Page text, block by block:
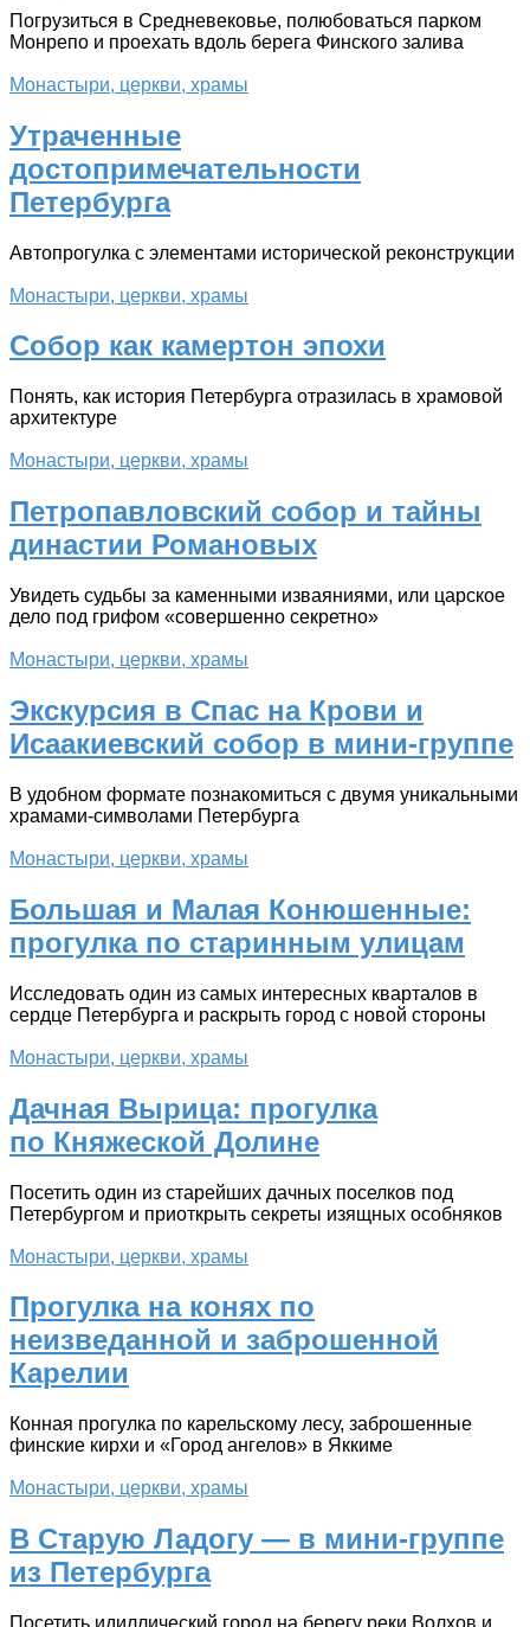
Погрузиться в Средневековье, полюбоваться парком
Монрепо и проехать вдоль берега Финского залива
Монастыри, церкви, храмы
Утраченные
достопримечательности
Петербурга
Автопрогулка с элементами исторической реконструкции
Монастыри, церкви, храмы
Собор как камертон эпохи
Понять, как история Петербурга отразилась в храмовой
архитектуре
Монастыри, церкви, храмы
Петропавловский собор и тайны
династии Романовых
Увидеть судьбы за каменными изваяниями, или царское
дело под грифом «совершенно секретно»
Монастыри, церкви, храмы
Экскурсия в Спас на Крови и
Исаакиевский собор в мини-группе
В удобном формате познакомиться с двумя уникальными
храмами-символами Петербурга
Монастыри, церкви, храмы
Большая и Малая Конюшенные:
прогулка по старинным улицам
Исследовать один из самых интересных кварталов в
сердце Петербурга и раскрыть город с новой стороны
Монастыри, церкви, храмы
Дачная Вырица: прогулка
по Княжеской Долине
Посетить один из старейших дачных поселков под
Петербургом и приоткрыть секреты изящных особняков
Монастыри, церкви, храмы
Прогулка на конях по
неизведанной и заброшенной
Карелии
Конная прогулка по карельскому лесу, заброшенные
финские кирхи и «Город ангелов» в Яккиме
Монастыри, церкви, храмы
В Старую Ладогу — в мини-группе
из Петербурга